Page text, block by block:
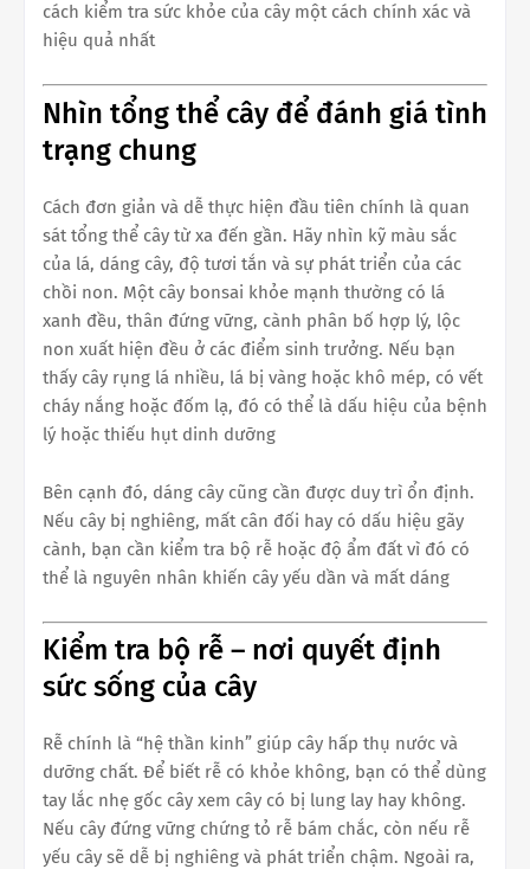
cách kiểm tra sức khỏe của cây một cách chính xác và
hiệu quả nhất
Nhìn tổng thể cây để đánh giá tình
trạng chung
Cách đơn giản và dễ thực hiện đầu tiên chính là quan
sát tổng thể cây từ xa đến gần. Hãy nhìn kỹ màu sắc
của lá, dáng cây, độ tươi tắn và sự phát triển của các
chồi non. Một cây bonsai khỏe mạnh thường có lá
xanh đều, thân đứng vững, cành phân bố hợp lý, lộc
non xuất hiện đều ở các điểm sinh trưởng. Nếu bạn
thấy cây rụng lá nhiều, lá bị vàng hoặc khô mép, có vết
cháy nắng hoặc đốm lạ, đó có thể là dấu hiệu của bệnh
lý hoặc thiếu hụt dinh dưỡng
Bên cạnh đó, dáng cây cũng cần được duy trì ổn định.
Nếu cây bị nghiêng, mất cân đối hay có dấu hiệu gãy
cành, bạn cần kiểm tra bộ rễ hoặc độ ẩm đất vì đó có
thể là nguyên nhân khiến cây yếu dần và mất dáng
Kiểm tra bộ rễ – nơi quyết định
sức sống của cây
Rễ chính là “hệ thần kinh” giúp cây hấp thụ nước và
dưỡng chất. Để biết rễ có khỏe không, bạn có thể dùng
tay lắc nhẹ gốc cây xem cây có bị lung lay hay không.
Nếu cây đứng vững chứng tỏ rễ bám chắc, còn nếu rễ
yếu cây sẽ dễ bị nghiêng và phát triển chậm. Ngoài ra,